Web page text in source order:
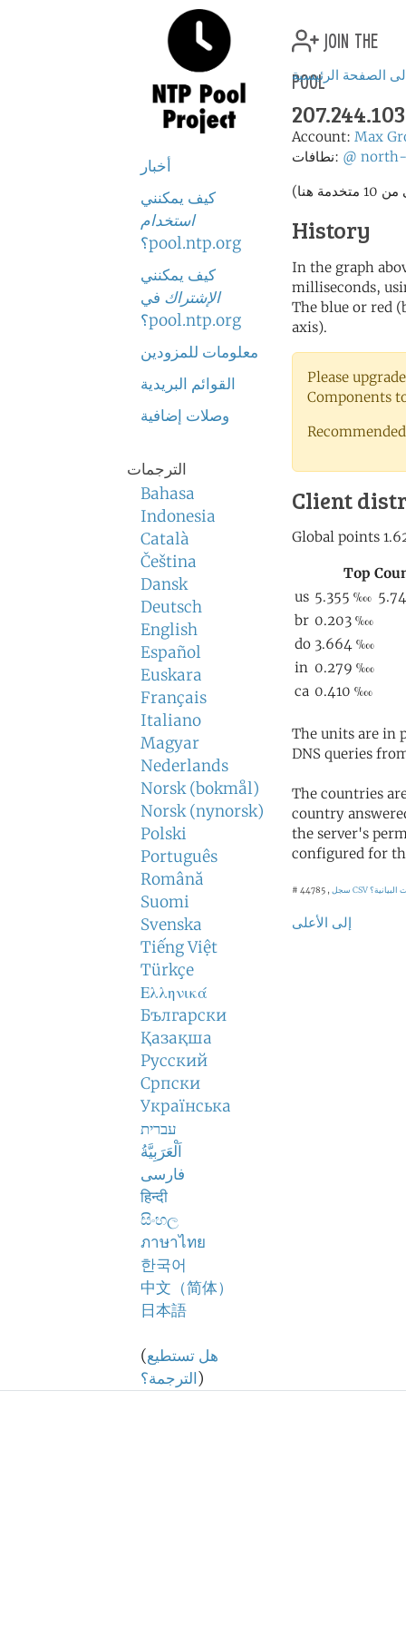
أخبار
كيف يمكنني
استخدام
pool.ntp.org؟
كيف يمكنني
الإشتراك في
pool.ntp.org؟
معلومات للمزودين
القوائم البريدية
وصلات إضافية
الترجمات
Bahasa
Indonesia
Català
Čeština
Dansk
Deutsch
English
Español
Euskara
Français
Italiano
Magyar
Nederlands
Norsk (bokmål)
Norsk (nynorsk)
Polski
Português
Română
Suomi
Svenska
Tiếng Việt
Türkçe
Ελληνικά
Български
Қазақша
Русский
Српски
Українська
עברית
اَلْعَرَبِيَّةُ
فارسی
हिन्दी
සිංහල
ภาษาไทย
한국어
中文（简体）
日本語
(هل تستطيع
الترجمة؟)
join the
pool
الصفحة الرئيسية
Account: Max
نطافات: @
History
In the graph
milliseconds,
The blue or red
axis).
Please
Components
Client
The units are in
DNS queries
The countries
country
the server's
configured for
# 44785 , سجل CSV
إلى الأعلى